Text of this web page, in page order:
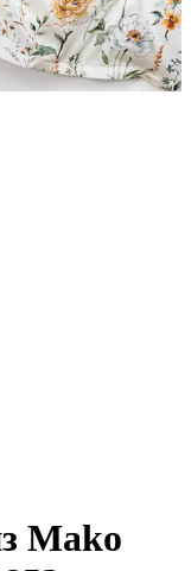
Mako